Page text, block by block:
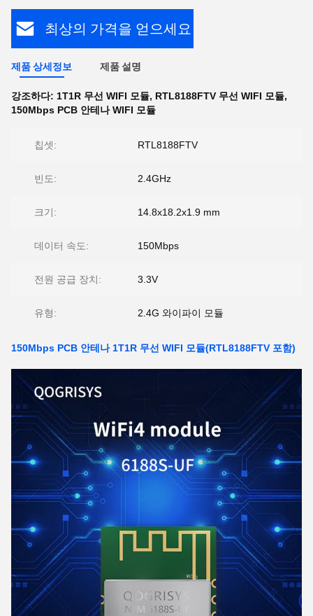
최상의 가격을 얻으세요
제품 상세정보 제품 설명
강조하다: 1T1R 무선 WIFI 모듈, RTL8188FTV 무선 WIFI 모듈,
150Mbps PCB 안테나 WIFI 모듈
칩셋: RTL8188FTV
빈도: 2.4GHz
크기: 14.8x18.2x1.9 mm
데이터 속도: 150Mbps
전원 공급 장치: 3.3V
유형: 2.4G 와이파이 모듈
150Mbps PCB 안테나 1T1R 무선 WIFI 모듈(RTL8188FTV 포함)